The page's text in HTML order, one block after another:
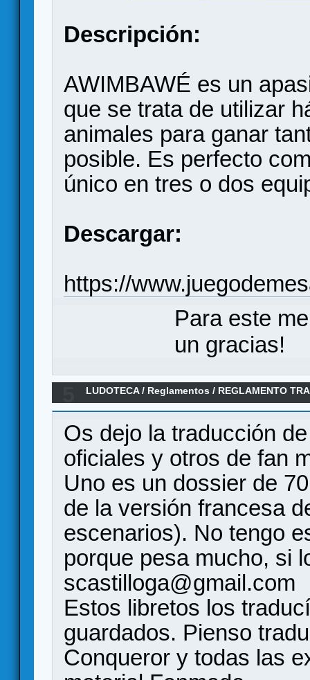
Descripción:
AWIMBAWÉ es un
que se trata de utilizar
animales para ganar
posible. Es perfecto
único en tres o dos
Descargar:
https://
Para este
un gracias!
LUDOTECA/ Reglamentos / REGLAMENTO
Os dejo la traducción
oficiales y otros de fan
Uno es un dossier de
de la versión francesa
escenarios). No tengo
porque pesa mucho, si
scastilloga@gmail.com
Estos libretos los
guardados. Pienso
Conqueror y todas las